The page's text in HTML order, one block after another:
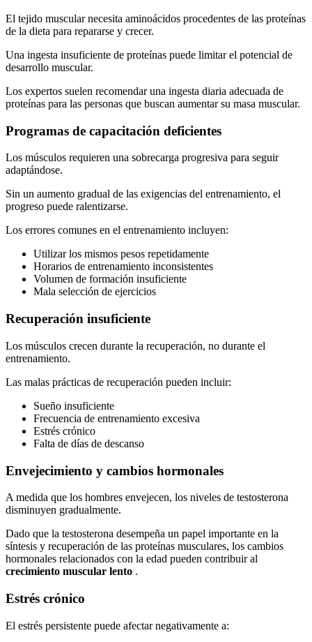
El tejido muscular necesita aminoácidos procedentes de las proteínas
de la dieta para repararse y crecer.
Una ingesta insuficiente de proteínas puede limitar el potencial de
desarrollo muscular.
Los expertos suelen recomendar una ingesta diaria adecuada de
proteínas para las personas que buscan aumentar su masa muscular.
Programas de capacitación deficientes
Los músculos requieren una sobrecarga progresiva para seguir
adaptándose.
Sin un aumento gradual de las exigencias del entrenamiento, el
progreso puede ralentizarse.
Los errores comunes en el entrenamiento incluyen:
Utilizar los mismos pesos repetidamente
Horarios de entrenamiento inconsistentes
Volumen de formación insuficiente
Mala selección de ejercicios
Recuperación insuficiente
Los músculos crecen durante la recuperación, no durante el
entrenamiento.
Las malas prácticas de recuperación pueden incluir:
Sueño insuficiente
Frecuencia de entrenamiento excesiva
Estrés crónico
Falta de días de descanso
Envejecimiento y cambios hormonales
A medida que los hombres envejecen, los niveles de testosterona
disminuyen gradualmente.
Dado que la testosterona desempeña un papel importante en la
síntesis y recuperación de las proteínas musculares, los cambios
hormonales relacionados con la edad pueden contribuir al
crecimiento muscular lento .
Estrés crónico
El estrés persistente puede afectar negativamente a: